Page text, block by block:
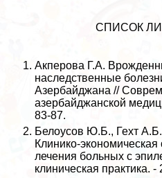
СПИСОК
Акперова Г.А.
наследственные
Азербайджана //
азербайджанской
83-87.
Белоусов Ю.Б., Гехт
Клинико-
лечения больных с
клиническая пpaктика.